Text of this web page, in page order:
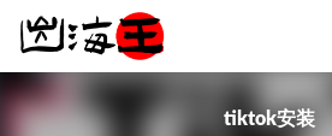
tiktok安装
全部